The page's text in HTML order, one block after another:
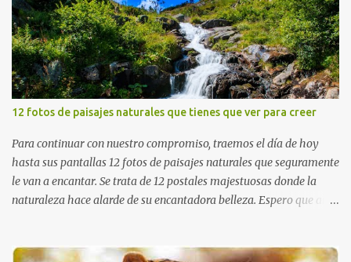
12 fotos de paisajes naturales que tienes que ver para creer
Para continuar con nuestro compromiso, traemos el día de hoy
hasta sus pantallas 12 fotos de paisajes naturales que seguramente
le van a encantar. Se trata de 12 postales majestuosas donde la
naturaleza hace alarde de su encantadora belleza. Espero que al
los ríos de agua viva, lagos, bosques y cascadas, son algunos de los